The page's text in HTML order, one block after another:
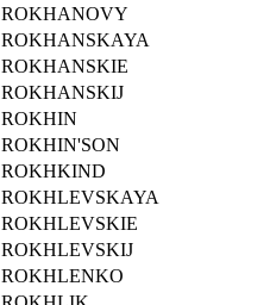
ROKHANOVY
ROKHANSKAYA
ROKHANSKIE
ROKHANSKIJ
ROKHIN
ROKHIN'SON
ROKHKIND
ROKHLEVSKAYA
ROKHLEVSKIE
ROKHLEVSKIJ
ROKHLENKO